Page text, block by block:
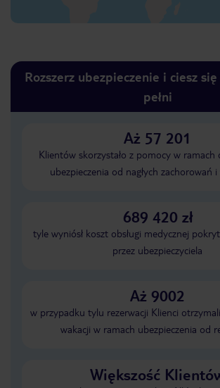
Rozszerz ubezpieczenie i ciesz
pełni
Aż 57 201
Klientów skorzystało z pomocy w ramach
ubezpieczenia od nagłych zachorowań
689 420 zł
tyle wyniósł koszt obsługi medycznej
przez ubezpieczyciela
Aż 9002
w przypadku tylu rezerwacji Klienci
wakacji w ramach ubezpieczenia od
Większość